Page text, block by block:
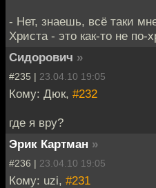
- Нет, знаешь, всё таки
Христа - это как-то не по-
Сидорович »
#235 | 23.04.10 19:05
Кому: Дюк, #232
где я вру?
Эрик Картман »
#236 | 23.04.10 19:05
Кому: uzi, #231